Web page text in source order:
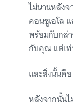
ไม่นานหลัง
คอนซูเอโล
พร้อมกับกล่
กับคุณ แต่เ
และสิ่งนั้นคื
หลังจากนั้นไ